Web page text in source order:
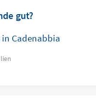
gut?
Cadenabbia